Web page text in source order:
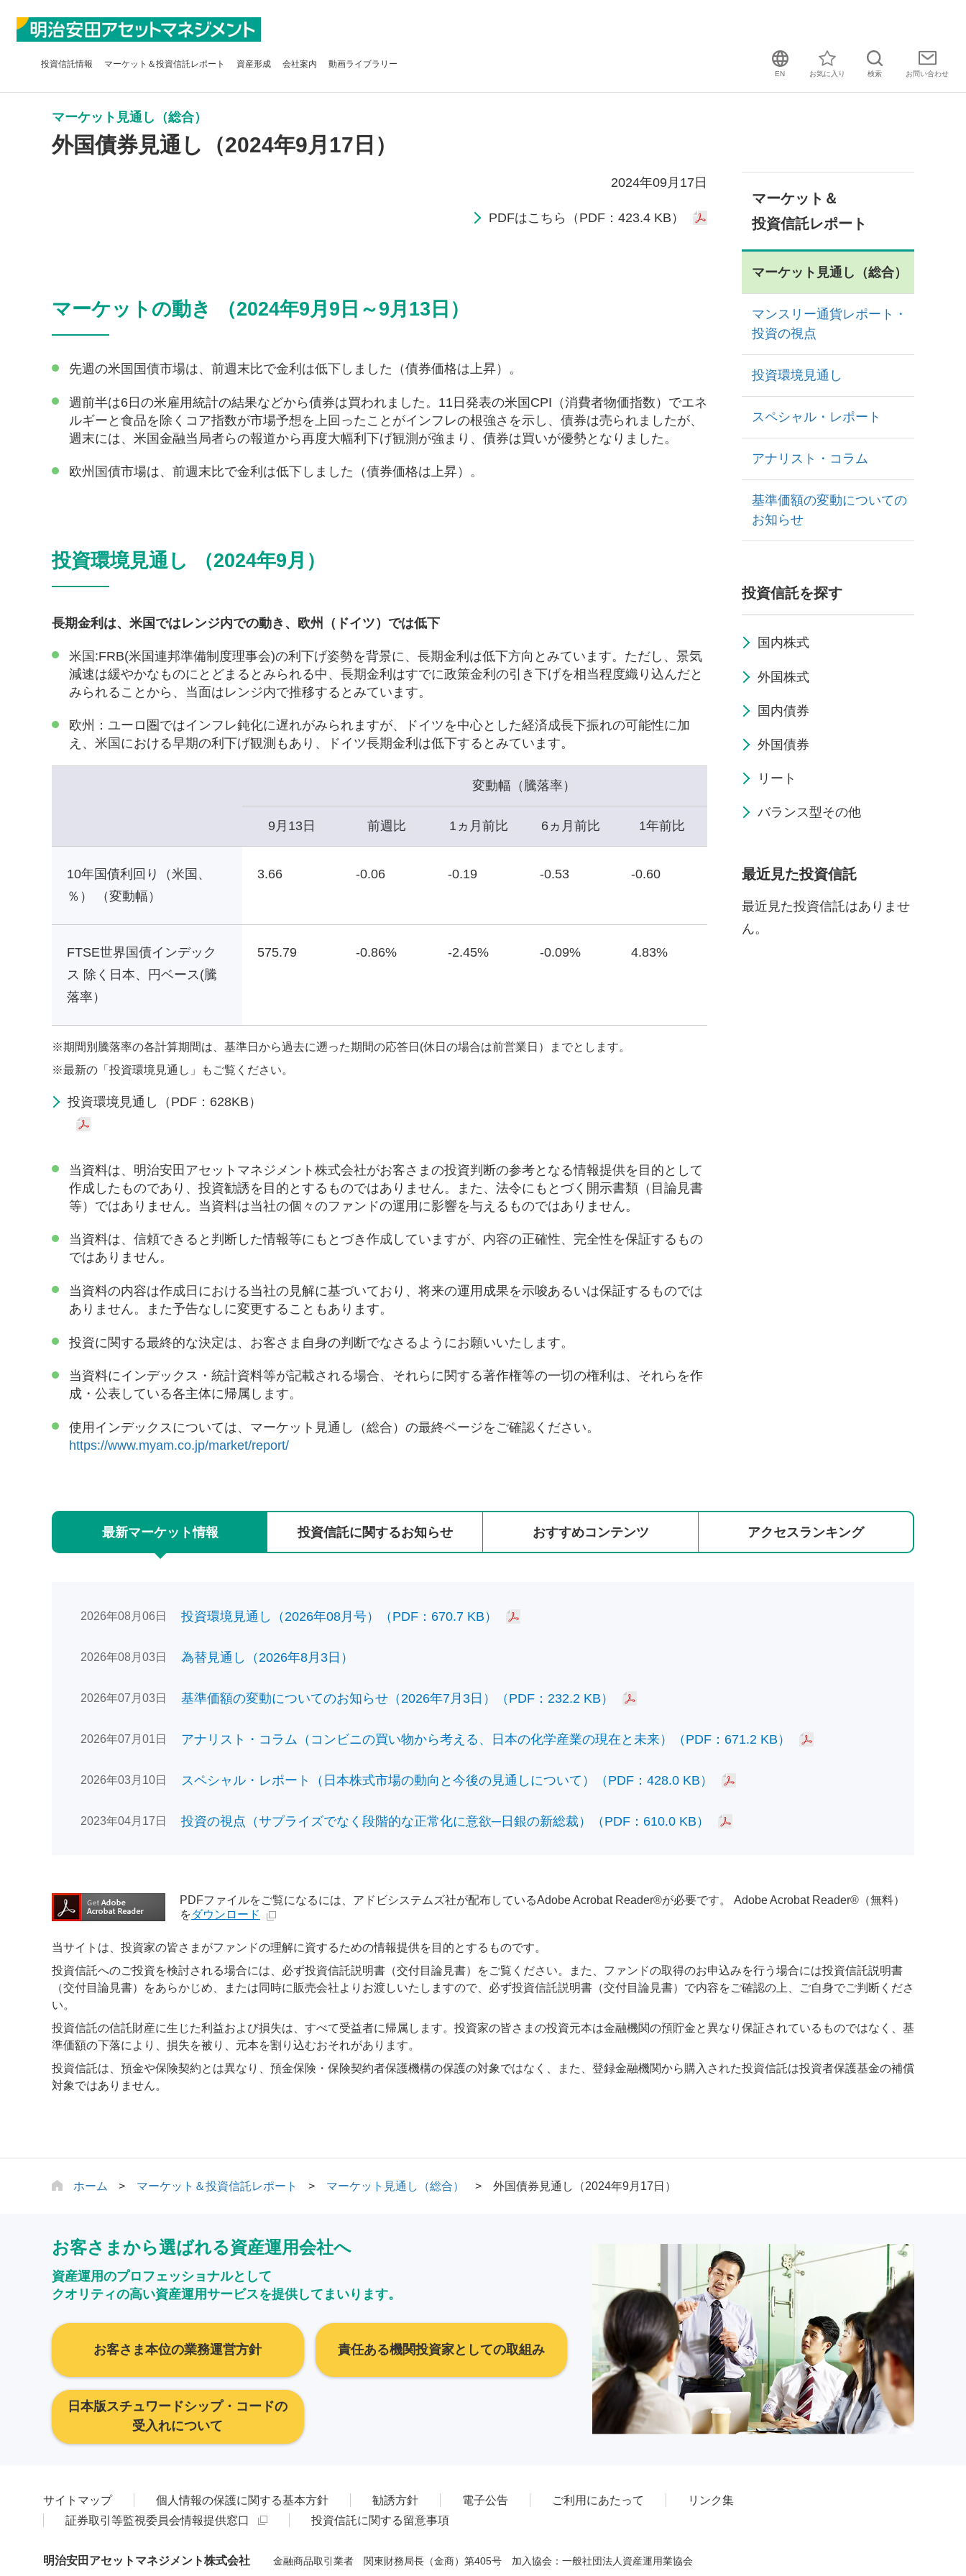
投資信託情報 マーケット＆投資信託レポート 資産形成 会社案内 動画ライブラリー
EN お気に入り 検索 お問い合わせ
マーケット見通し（総合）
外国債券見通し（2024年9月17日）
2024年09月17日
PDFはこちら（PDF：423.4 KB）
マーケットの動き （2024年9月9日～9月13日）
先週の米国国債市場は、前週末比で金利は低下しました（債券価格は上昇）。
週前半は6日の米雇用統計の結果などから債券は買われました。11日発表の米国CPI（消費者物価指数）でエネ
ルギーと食品を除くコア指数が市場予想を上回ったことがインフレの根強さを示し、債券は売られましたが、
週末には、米国金融当局者らの報道から再度大幅利下げ観測が強まり、債券は買いが優勢となりました。
欧州国債市場は、前週末比で金利は低下しました（債券価格は上昇）。
投資環境見通し （2024年9月）
長期金利は、米国ではレンジ内での動き、欧州（ドイツ）では低下
米国:FRB(米国連邦準備制度理事会)の利下げ姿勢を背景に、長期金利は低下方向とみています。ただし、景気
減速は緩やかなものにとどまるとみられる中、長期金利はすでに政策金利の引き下げを相当程度織り込んだと
みられることから、当面はレンジ内で推移するとみています。
欧州：ユーロ圏ではインフレ鈍化に遅れがみられますが、ドイツを中心とした経済成長下振れの可能性に加
え、米国における早期の利下げ観測もあり、ドイツ長期金利は低下するとみています。
変動幅（騰落率）
9月13日 前週比 1ヵ月前比 6ヵ月前比 1年前比
10年国債利回り（米国、
％） （変動幅）
3.66 -0.06 -0.19 -0.53 -0.60
FTSE世界国債インデック
ス 除く日本、円ベース(騰
落率）
575.79 -0.86% -2.45% -0.09% 4.83%
※期間別騰落率の各計算期間は、基準日から過去に遡った期間の応答日(休日の場合は前営業日）までとします。
※最新の「投資環境見通し」もご覧ください。
投資環境見通し（PDF：628KB）
当資料は、明治安田アセットマネジメント株式会社がお客さまの投資判断の参考となる情報提供を目的として
作成したものであり、投資勧誘を目的とするものではありません。また、法令にもとづく開示書類（目論見書
等）ではありません。当資料は当社の個々のファンドの運用に影響を与えるものではありません。
当資料は、信頼できると判断した情報等にもとづき作成していますが、内容の正確性、完全性を保証するもの
ではありません。
当資料の内容は作成日における当社の見解に基づいており、将来の運用成果を示唆あるいは保証するものでは
ありません。また予告なしに変更することもあります。
投資に関する最終的な決定は、お客さま自身の判断でなさるようにお願いいたします。
当資料にインデックス・統計資料等が記載される場合、それらに関する著作権等の一切の権利は、それらを作
成・公表している各主体に帰属します。
使用インデックスについては、マーケット見通し（総合）の最終ページをご確認ください。
https://www.myam.co.jp/market/report/
マーケット＆
投資信託レポート
マーケット見通し（総合）
マンスリー通貨レポート・
投資の視点
投資環境見通し
スペシャル・レポート
アナリスト・コラム
基準価額の変動についての
お知らせ
投資信託を探す
国内株式
外国株式
国内債券
外国債券
リート
バランス型その他
最近見た投資信託
最近見た投資信託はありませ
ん。
最新マーケット情報 投資信託に関するお知らせ おすすめコンテンツ アクセスランキング
2026年08月06日 投資環境見通し（2026年08月号）（PDF：670.7 KB）
2026年08月03日 為替見通し（2026年8月3日）
2026年07月03日 基準価額の変動についてのお知らせ（2026年7月3日）（PDF：232.2 KB）
2026年07月01日 アナリスト・コラム（コンビニの買い物から考える、日本の化学産業の現在と未来）（PDF：671.2 KB）
2026年03月10日 スペシャル・レポート（日本株式市場の動向と今後の見通しについて）（PDF：428.0 KB）
2023年04月17日 投資の視点（サプライズでなく段階的な正常化に意欲─日銀の新総裁）（PDF：610.0 KB）
PDFファイルをご覧になるには、アドビシステムズ社が配布しているAdobe Acrobat Reader®が必要です。 Adobe Acrobat Reader®（無料）
をダウンロード
当サイトは、投資家の皆さまがファンドの理解に資するための情報提供を目的とするものです。
投資信託へのご投資を検討される場合には、必ず投資信託説明書（交付目論見書）をご覧ください。また、ファンドの取得のお申込みを行う場合には投資信託説明書
（交付目論見書）をあらかじめ、または同時に販売会社よりお渡しいたしますので、必ず投資信託説明書（交付目論見書）で内容をご確認の上、ご自身でご判断くださ
い。
投資信託の信託財産に生じた利益および損失は、すべて受益者に帰属します。投資家の皆さまの投資元本は金融機関の預貯金と異なり保証されているものではなく、基
準価額の下落により、損失を被り、元本を割り込むおそれがあります。
投資信託は、預金や保険契約とは異なり、預金保険・保険契約者保護機構の保護の対象ではなく、また、登録金融機関から購入された投資信託は投資者保護基金の補償
対象ではありません。
ホーム マーケット＆投資信託レポート マーケット見通し（総合） 外国債券見通し（2024年9月17日）
お客さまから選ばれる資産運用会社へ
資産運用のプロフェッショナルとして
クオリティの高い資産運用サービスを提供してまいります。
お客さま本位の業務運営方針 責任ある機関投資家としての取組み
日本版スチュワードシップ・コードの
受入れについて
サイトマップ 個人情報の保護に関する基本方針 勧誘方針 電子公告 ご利用にあたって
リンク集
証券取引等監視委員会情報提供窓口
投資信託に関する留意事項
明治安田アセットマネジメント株式会社 金融商品取引業者 関東財務局長（金商）第405号 加入協会：一般社団法人資産運用業協会